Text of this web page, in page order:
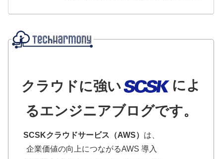
クラウドに強い
によ
るエンジニアブログです。
SCSKクラウドサービス（AWS） は、
企業価値の向上につながるAWS 導入